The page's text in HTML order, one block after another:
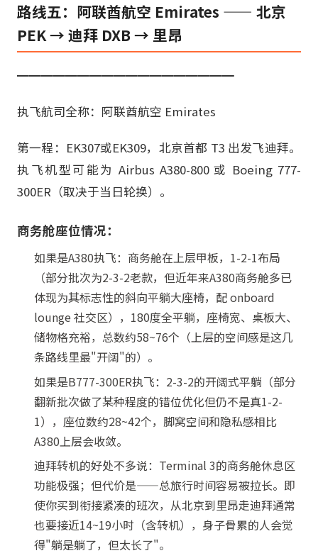
路线五：阿联酋航空 Emirates —— 北京
PEK → 迪拜 DXB → 里昂
━━━━━━━━━━━━━━━━━━
执飞航司全称：阿联酋航空 Emirates
第一程：EK307或EK309，北京首都 T3 出发飞迪拜。
执飞机型可能为 Airbus A380-800 或 Boeing 777-
300ER（取决于当日轮换）。
商务舱座位情况：
如果是A380执飞：商务舱在上层甲板，1-2-1布局
（部分批次为2-3-2老款，但近年来A380商务舱多已
体现为其标志性的斜向平躺大座椅，配 onboard
lounge 社交区），180度全平躺，座椅宽、桌板大、
储物格充裕，总数约58~76个（上层的空间感是这几
条路线里最"开阔"的）。
如果是B777-300ER执飞：2-3-2的开阔式平躺（部分
翻新批次做了某种程度的错位优化但仍不是真1-2-
1），座位数约28~42个，脚窝空间和隐私感相比
A380上层会收敛。
迪拜转机的好处不多说：Terminal 3的商务舱休息区
功能极强；但代价是——总旅行时间容易被拉长。即
使你买到衔接紧凑的班次，从北京到里昂走迪拜通常
也要接近14~19小时（含转机），身子骨累的人会觉
得"躺是躺了，但太长了"。